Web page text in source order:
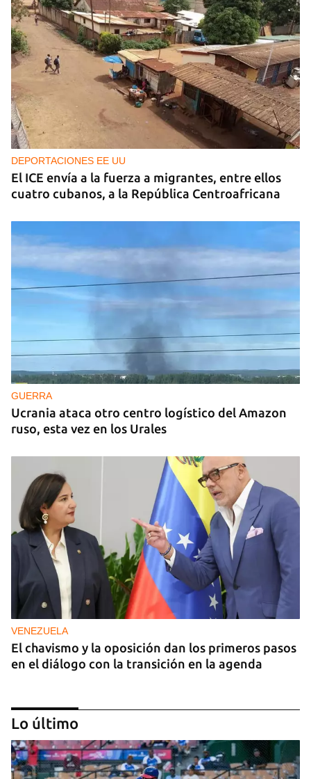
DEPORTACIONES EE UU
El ICE envía a la fuerza a migrantes, entre ellos
cuatro cubanos, a la República Centroafricana
GUERRA
Ucrania ataca otro centro logístico del Amazon
ruso, esta vez en los Urales
VENEZUELA
El chavismo y la oposición dan los primeros pasos
en el diálogo con la transición en la agenda
Lo último